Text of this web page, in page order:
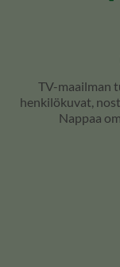
TV-maailman
henkilökuvat,
Nappaa